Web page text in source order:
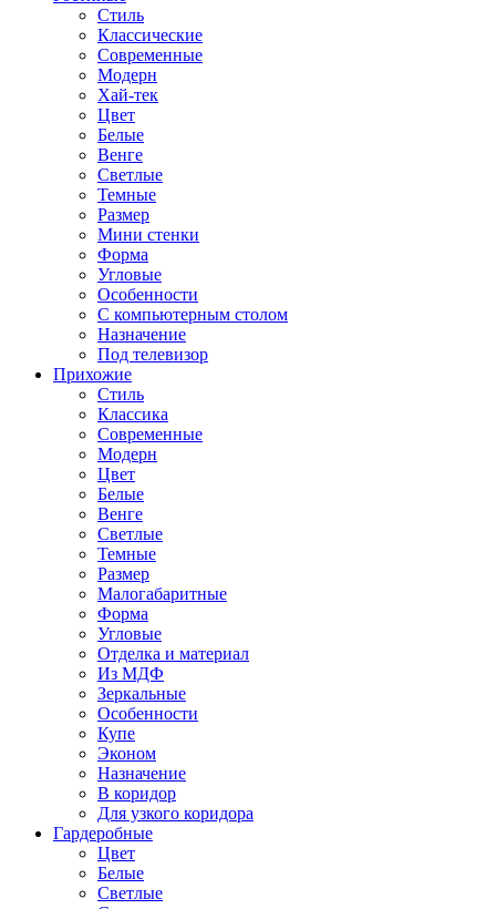
Стиль
Классические
Современные
Модерн
Хай-тек
Цвет
Белые
Венге
Светлые
Темные
Размер
Мини стенки
Форма
Угловые
Особенности
С компьютерным столом
Назначение
Под телевизор
Прихожие
Стиль
Классика
Современные
Модерн
Цвет
Белые
Венге
Светлые
Темные
Размер
Малогабаритные
Форма
Угловые
Отделка и материал
Из МДФ
Зеркальные
Особенности
Купе
Эконом
Назначение
В коридор
Для узкого коридора
Гардеробные
Цвет
Белые
Светлые